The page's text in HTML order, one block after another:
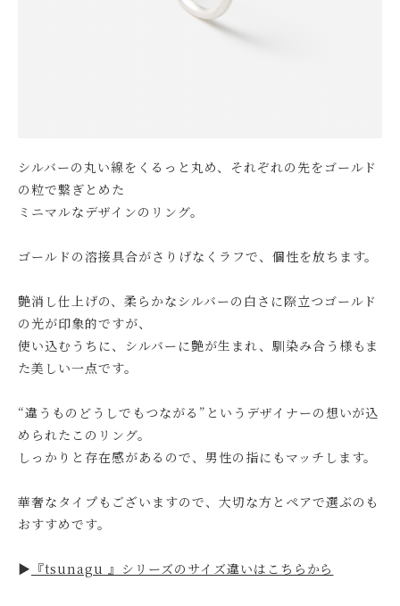
シルバーの丸い線をくるっと丸め、それぞれの先をゴールド
の粒で繋ぎとめた
ミニマルなデザインのリング。
ゴールドの溶接具合がさりげなくラフで、個性を放ちます。
艶消し仕上げの、柔らかなシルバーの白さに際立つゴールド
の光が印象的ですが、
使い込むうちに、シルバーに艶が生まれ、馴染み合う様もま
た美しい一点です。
“違うものどうしでもつながる”というデザイナーの想いが込
められたこのリング。
しっかりと存在感があるので、男性の指にもマッチします。
華奢なタイプもございますので、大切な方とペアで選ぶのも
おすすめです。
▶︎ 『tsunagu 』シリーズのサイズ違いはこちらから